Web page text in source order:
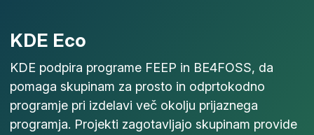
KDE Eco
KDE podpira programe FEEP in BE4FOSS, da
pomaga skupinam za prosto in odprtokodno
programje pri izdelavi več okolju prijaznega
programja. Projekti zagotavljajo skupinam provide